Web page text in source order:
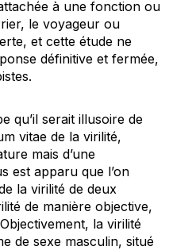
à une fonction ou
le voyageur ou
et cette étude ne
définitive et fermée,
qu’il serait illusoire de
vitae de la virilité,
mais d’une
est apparu que l’on
la virilité de deux
de manière objective,
la virilité
de sexe masculin, situé